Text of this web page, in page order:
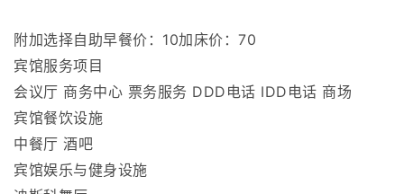
附加选择自助早餐价：10加床价：70
宾馆服务项目
会议厅 商务中心 票务服务 DDD电话 IDD电话 商场
宾馆餐饮设施
中餐厅 酒吧
宾馆娱乐与健身设施